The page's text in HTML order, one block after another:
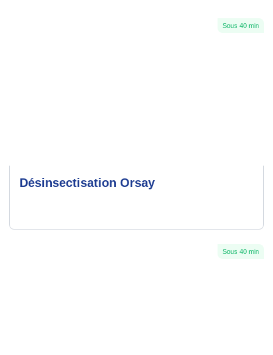
Sous 40 min
Désinsectisation Orsay
Sous 40 min